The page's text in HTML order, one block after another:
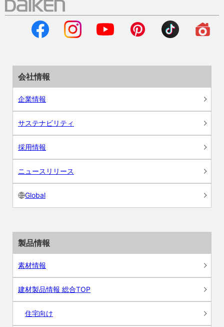
会社情報
企業情報
サステナビリティ
採用情報
ニュースリリース
Global
製品情報
素材情報
建材製品情報 総合TOP
住宅向け